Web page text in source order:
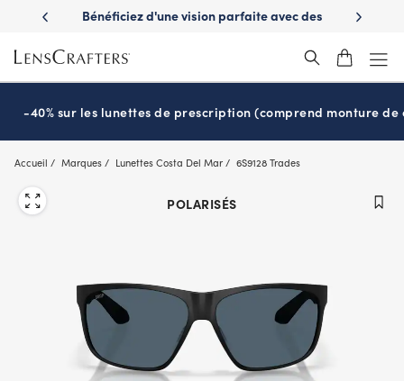
main
content
avantages
Bénéficiez d'une vision parfaite avec des
Prêt pour
-40% sur les lunettes de prescription (comprend monture de
Accueil Marques Lunettes Costa Del Mar 6S9128 Trades
POLARISÉS